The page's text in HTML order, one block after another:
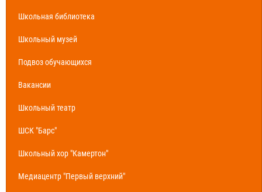
Школьная библиотека
Школьный музей
Подвоз обучающихся
Вакансии
Школьный театр
ШСК "Барс"
Школьный хор "Камертон"
Медиацентр "Первый верхний"